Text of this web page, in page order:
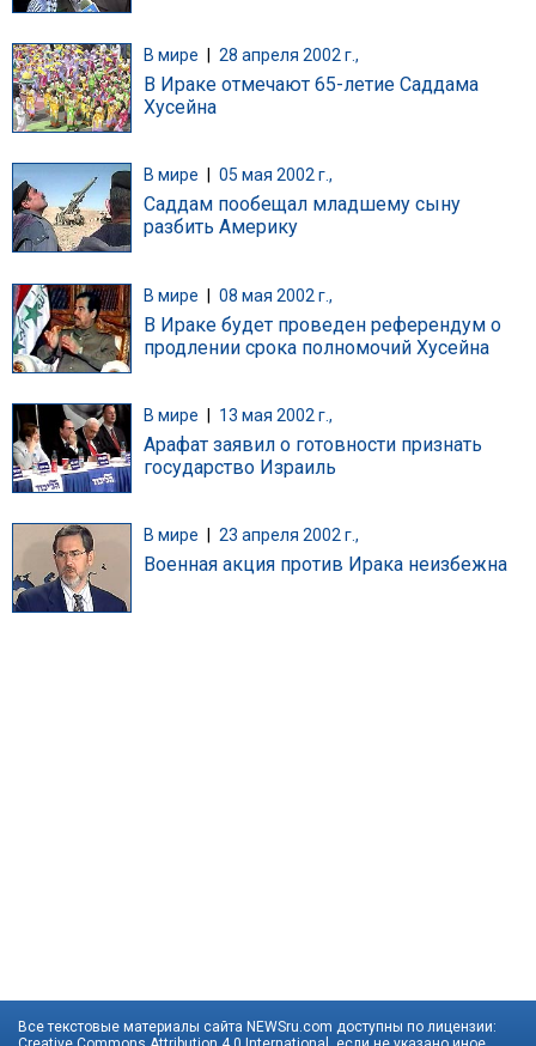
В мире 28 апреля 2002 г.,
В Ираке отмечают 65-летие Саддама
Хусейна
В мире 05 мая 2002 г.,
Саддам пообещал младшему сыну
разбить Америку
В мире | 08 мая 2002 г.,
В Ираке будет проведен референдум о
продлении срока полномочий Хусейна
В мире 13 мая 2002 г.,
Арафат заявил о готовности признать
государство Израиль
В мире 23 апреля 2002 г.,
Военная акция против Ирака неизбежна
Все текстовые материалы сайта NEWSru.com доступны по лицензии: